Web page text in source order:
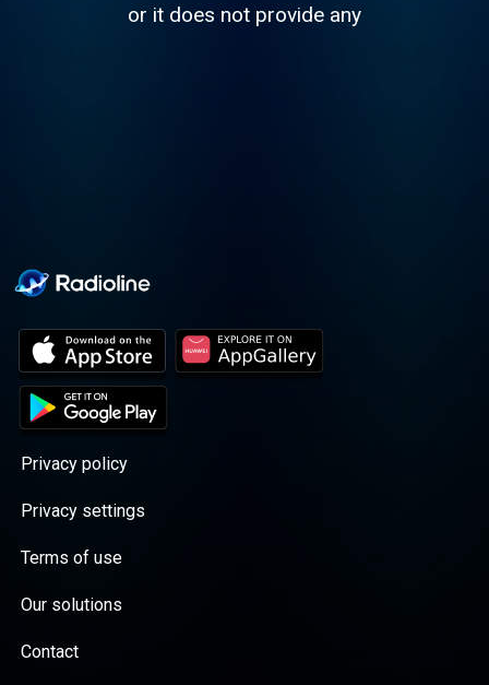
or it does not provide any
Privacy policy
Privacy settings
Terms of use
Our solutions
Contact